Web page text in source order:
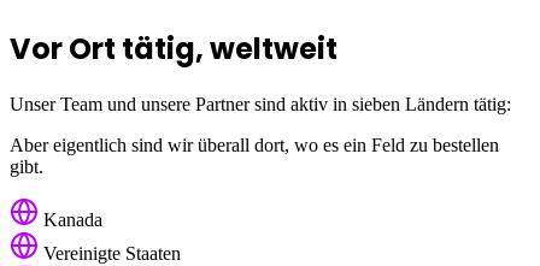
Vor Ort tätig, weltweit
Unser Team und unsere Partner sind aktiv in sieben Ländern tätig:
Aber eigentlich sind wir überall dort, wo es ein Feld zu bestellen
gibt.
Kanada
Vereinigte Staaten